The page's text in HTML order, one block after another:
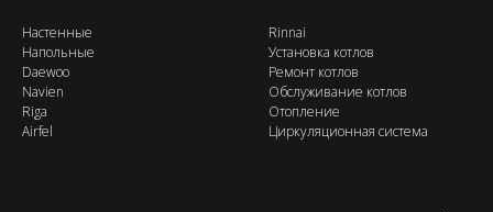
Настенные
Напольные
Daewoo
Navien
Riga
Airfel
Rinnai
Установка котлов
Ремонт котлов
Обслуживание котлов
Отопление
Циркуляционная система